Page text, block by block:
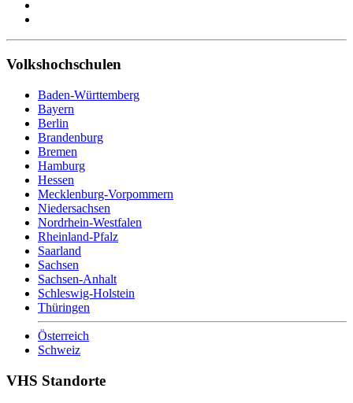
Volkshochschulen
Baden-Württemberg
Bayern
Berlin
Brandenburg
Bremen
Hamburg
Hessen
Mecklenburg-Vorpommern
Niedersachsen
Nordrhein-Westfalen
Rheinland-Pfalz
Saarland
Sachsen
Sachsen-Anhalt
Schleswig-Holstein
Thüringen
Österreich
Schweiz
VHS Standorte